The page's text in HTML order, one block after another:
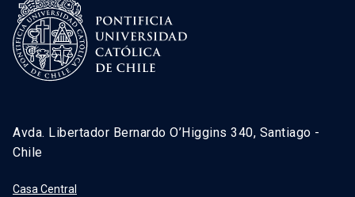
Avda. Libertador Bernardo O’Higgins 340, Santiago -
Chile
Casa Central